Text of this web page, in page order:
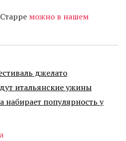
можно в нашем
джелато
итальянские ужины
набирает популярность у